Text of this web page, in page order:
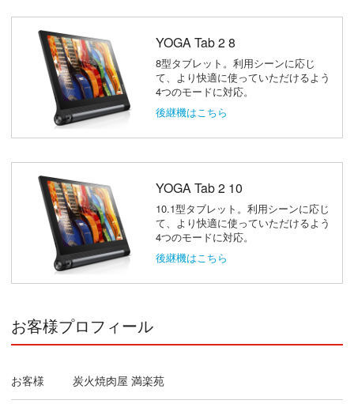
YOGA Tab 2 8
8型タブレット。利用シーンに応じ
て、より快適に使っていただけるよう
4つのモードに対応。
後継機はこちら
YOGA Tab 2 10
10.1型タブレット。利用シーンに応じ
て、より快適に使っていただけるよう
4つのモードに対応。
後継機はこちら
お客様プロフィール
お客様 炭火焼肉屋 満楽苑